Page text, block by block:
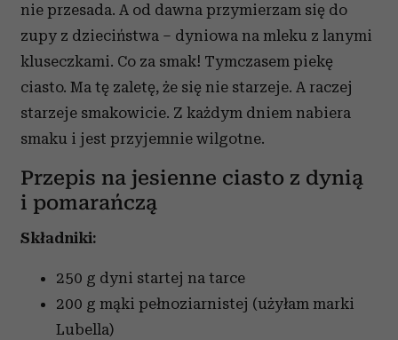
nie przesada. A od dawna przymierzam się do
zupy z dzieciństwa – dyniowa na mleku z lanymi
kluseczkami. Co za smak! Tymczasem piekę
ciasto. Ma tę zaletę, że się nie starzeje. A raczej
starzeje smakowicie. Z każdym dniem nabiera
smaku i jest przyjemnie wilgotne.
Przepis na jesienne ciasto z dynią
i pomarańczą
Składniki:
250 g dyni startej na tarce
200 g mąki pełnoziarnistej (użyłam marki
Lubella)